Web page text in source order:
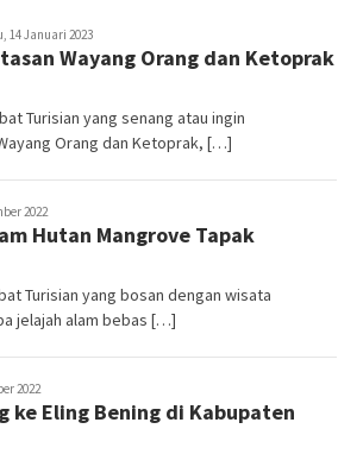
14 Januari 2023
Wayang Orang dan Ketoprak
Turisian yang senang atau ingin
Orang dan Ketoprak, […]
2022
Hutan Mangrove Tapak
Turisian yang bosan dengan wisata
jelajah alam bebas […]
2022
ke Eling Bening di Kabupaten